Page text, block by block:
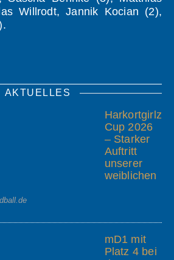
Willrodt, Jannik Kocian (2),
AKTUELLES
Harkortgirlz
Cup 2026
– Starker
Auftritt
unserer
weiblichen
mD1 mit
Platz 4 bei